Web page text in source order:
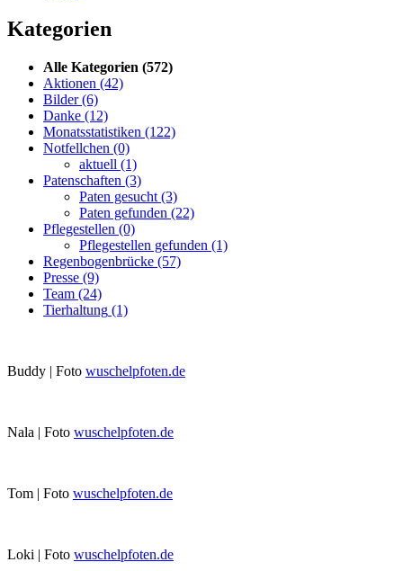
Kategorien
Alle Kategorien (572)
Aktionen (42)
Bilder (6)
Danke (12)
Monatsstatistiken (122)
Notfellchen (0)
aktuell (1)
Patenschaften (3)
Paten gesucht (3)
Paten gefunden (22)
Pflegestellen (0)
Pflegestellen gefunden (1)
Regenbogenbrücke (57)
Presse (9)
Team (24)
Tierhaltung (1)
Buddy | Foto wuschelpfoten.de
Nala | Foto wuschelpfoten.de
Tom | Foto wuschelpfoten.de
Loki | Foto wuschelpfoten.de